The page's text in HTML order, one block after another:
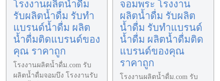
โรงงานผลิตน้ำดื่ม
รับผลิตน้ำดื่ม รับทำ
แบรนด์น้ำดื่ม ผลิต
น้ำดื่มติดแบรนด์ของ
คุณ ราคาถูก
โรงงานผลิตน้ำดื่ม.com รับ
ผลิตน้ำดื่มจอมบึง โรงงานรับ
จอมพระ โรงงาน
ผลิตน้ำดื่ม รับผลิต
น้ำดื่ม รับทำแบรนด์
น้ำดื่ม ผลิตน้ำดื่มติด
แบรนด์ของคุณ
ราคาถูก
โรงงานผลิตน้ำดื่ม.com รับ